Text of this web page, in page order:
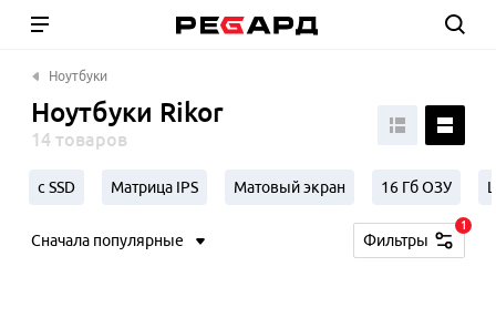
Ноутбуки
Ноутбуки Rikor
14 товаров
с SSD Матрица IPS Матовый экран 16 Гб ОЗУ
Сначала популярные Фильтры
1